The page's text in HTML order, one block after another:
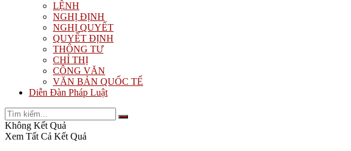
LỆNH
NGHỊ ĐỊNH
NGHỊ QUYẾT
QUYẾT ĐỊNH
THÔNG TƯ
CHỈ THỊ
CÔNG VĂN
VĂN BẢN QUỐC TẾ
Diễn Đàn Pháp Luật
Không Kết Quả
Xem Tất Cả Kết Quả